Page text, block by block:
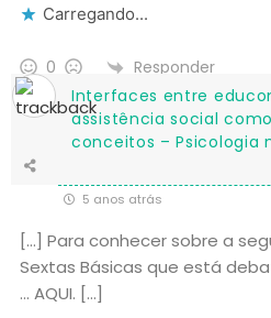
Carregando...
0
Responder
Interfaces entre
assistência social
conceitos – Psicologia
5 anos atrás
[…] Para conhecer sobre a
Sextas Básicas que está
… AQUI. […]